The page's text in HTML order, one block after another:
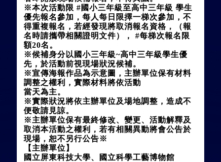
※本次活動限 #國小三年級至高中三年級 學生
優先報名參加，每人每日限擇一梯次參加，不
得重複報名，若經發現將取消報名資格，（報
名時請攜帶相關證明文件）， #每梯次報名限
額20名。
※候補身分以國小三年級~高中三年級學生優
先，於活動前視現場狀況候補。
※宣傳海報作品為示意圖，主辦單位保有材料
調整之權利，實際材料將依活動
當天為主。
※實際狀況將依主辦單位及場地調整，造成不
便敬請見諒。
※主辦單位保有最終修改、變更、活動解釋及
取消本活動之權利，若有相關異動將會公告於
現場，恕不另行公告※
【主辦單位】
國立屏東科技大學、國立科學工藝博物館